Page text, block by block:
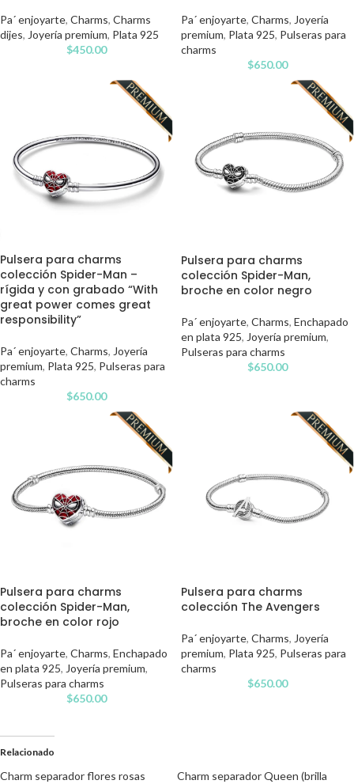
Pa´ enjoyarte, Charms, Charms
dijes, Joyería premium, Plata 925
$450.00
Pa´ enjoyarte, Charms, Joyería
premium, Plata 925, Pulseras para
charms
$650.00
Pulsera para charms
colección Spider-Man –
rígida y con grabado “With
great power comes great
responsibility”
Pa´ enjoyarte, Charms, Joyería
premium, Plata 925, Pulseras para
charms
$650.00
Pulsera para charms
colección Spider-Man,
broche en color negro
Pa´ enjoyarte, Charms, Enchapado
en plata 925, Joyería premium,
Pulseras para charms
$650.00
Pulsera para charms
colección Spider-Man,
broche en color rojo
Pa´ enjoyarte, Charms, Enchapado
en plata 925, Joyería premium,
Pulseras para charms
$650.00
Pulsera para charms
colección The Avengers
Pa´ enjoyarte, Charms, Joyería
premium, Plata 925, Pulseras para
charms
$650.00
Relacionado
Charm separador flores rosas
Charm separador Queen (brilla